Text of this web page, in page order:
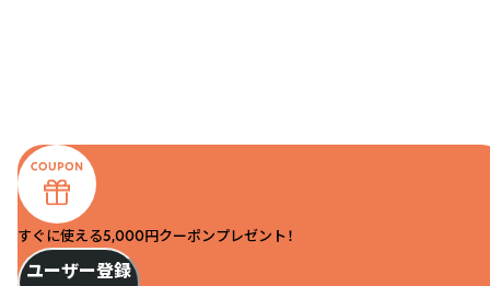
すぐに使える5,000円クーポンプレゼント！
ユーザー登録